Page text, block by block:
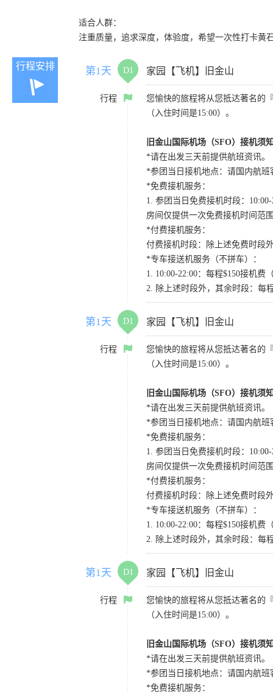
适合人群：
注重质量，追求深度，体验度，希望一次性打卡黄
行程安排 第1天 D1 家园【飞机】旧金山
行程
您愉快的旅程将从您抵达著名的
（入住时间是15:00）。
旧金山国际机场（SFO）接机须
*请在出发三天前提供航班资讯。
*参团当日接机地点：请国内航班
*免费接机服务：
1. 参团当日免费接机时段：
房间仅提供一次免费接机时间范
*付费接机服务：
付费接机时段：除上述免费时段
*专车接送机服务（不拼车）：
1. 10:00-22:00：每程$150接机
2. 除上述时段外，其余时段：每
第1天 D1 家园【飞机】旧金山
行程
您愉快的旅程将从您抵达著名的
（入住时间是15:00）。
旧金山国际机场（SFO）接机须
*请在出发三天前提供航班资讯。
*参团当日接机地点：请国内航班
*免费接机服务：
1. 参团当日免费接机时段：
房间仅提供一次免费接机时间范
*付费接机服务：
付费接机时段：除上述免费时段
*专车接送机服务（不拼车）：
1. 10:00-22:00：每程$150接机
2. 除上述时段外，其余时段：每
第1天 D1 家园【飞机】旧金山
行程
您愉快的旅程将从您抵达著名的
（入住时间是15:00）。
旧金山国际机场（SFO）接机须
*请在出发三天前提供航班资讯。
*参团当日接机地点：请国内航班
*免费接机服务：